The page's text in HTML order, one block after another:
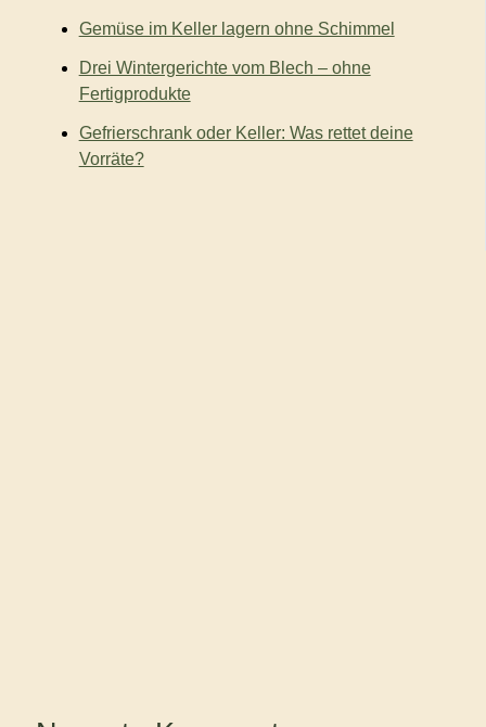
Gemüse im Keller lagern ohne Schimmel
Drei Wintergerichte vom Blech – ohne
Fertigprodukte
Gefrierschrank oder Keller: Was rettet deine
Vorräte?